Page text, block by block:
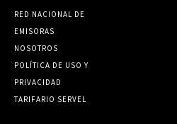
RED NACIONAL DE
EMISORAS
NOSOTROS
POLÍTICA DE USO Y
PRIVACIDAD
TARIFARIO SERVEL